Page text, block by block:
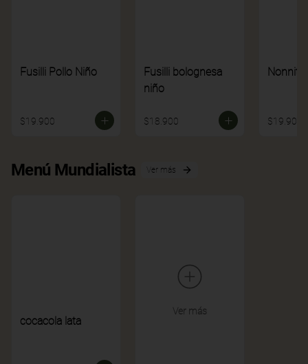
Fusilli Pollo Niño
$19.900
Fusilli bolognesa
niño
$18.900 $19.900
Menú Mundialista Ver más
cocacola lata
Ver más